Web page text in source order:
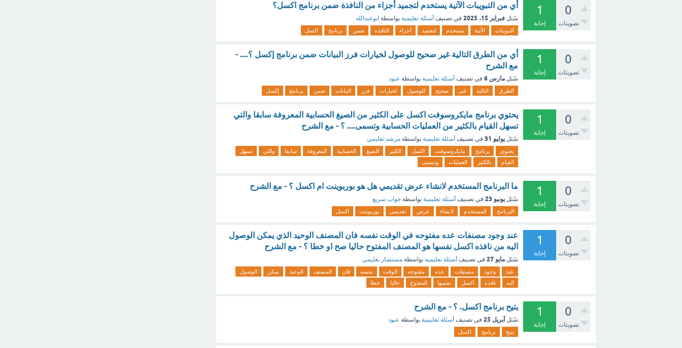
0
تصويتات
1
إجابة
أي من التبويبات الآتية يستخدم لتجميد أجزاء من النافذة ضمن برنامج اكسل؟
سُئل فبراير 15، 2025 في تصنيف أسئلة تعليمية بواسطة ابوعبدالله
التبويبات الآتية يستخدم لتجميد أجزاء النافذة ضمن برنامج اكسل
0
تصويتات
1
إجابة
أي من الطرق التالية غير صحيح للوصول لخيارات فرز البيانات ضمن برنامج إكسل ؟.... -
مع الشرح
سُئل مارس 6 في تصنيف أسئلة تعليمية بواسطة عبود
الطرق التالية غير صحيح للوصول لخيارات فرز البيانات ضمن برنامج إكسل
0
تصويتات
1
إجابة
يحتوي برنامج مايكروسوفت اكسل على الكثير من الصيغ الحسابية المعروفة سابقا والتي
تسهل القيام بالكثير من العمليات الحسابية وتسمى.... ؟ - مع الشرح
سُئل يوليو 31 في تصنيف أسئلة تعليمية بواسطة مرشد تعليمي
يحتوي برنامج مايكروسوفت اكسل الكثير الصيغ الحسابية المعروفة سابقا والتي
تسهل
القيام
بالكثير العمليات وتسمى
0
تصويتات
1
إجابة
ما البرنامج المستخدم لانشاء عرض تقديمي هل هو بوربوينت ام اكسل ؟ - مع الشرح
سُئل يونيو 23 في تصنيف أسئلة تعليمية بواسطة جواب سريع
البرنامج المستخدم لانشاء عرض تقديمي بوربوينت اكسل
0
تصويتات
1
إجابة
عند وجود مصنفات عده مفتوحه في الوقت نفسه فان المصنف الوحيد الذي يمكن الوصول
اليه من نافذه اكسل نفسها هو المصنف المفتوح حاليا صح او خطا ؟ - مع الشرح
سُئل مايو 27 في تصنيف أسئلة تعليمية بواسطة مستشار تعليمي
عند وجود مصنفات عده مفتوحه الوقت نفسه فان المصنف الوحيد يمكن
الوصول
اليه
نافذه اكسل نفسها المفتوح حاليا خطا
0
تصويتات
1
إجابة
يتيح برنامج اكسل. ؟ - مع الشرح
سُئل أبريل 25 في تصنيف أسئلة تعليمية بواسطة عبود
يتيح برنامج اكسل